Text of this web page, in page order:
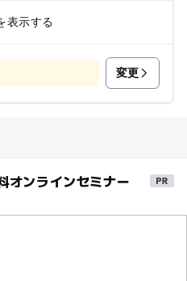
表示する
変更
ンラインセミナー